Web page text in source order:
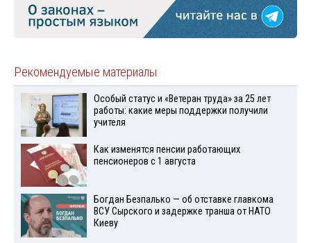
Рекомендуемые материалы
Особый статус и «Ветеран труда» за 25 лет
работы: какие меры поддержки получили
учителя
Как изменятся пенсии работающих
пенсионеров с 1 августа
Богдан Безпалько — об отставке главкома
ВСУ Сырского и задержке транша от НАТО
Киеву